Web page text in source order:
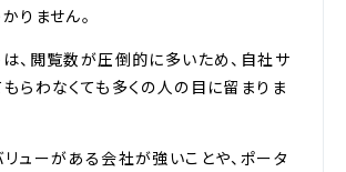
りません。
、閲覧数が圧倒的に多いため、自社サ
らわなくても多くの人の目に留まりま
ューがある会社が強いことや、ポータ